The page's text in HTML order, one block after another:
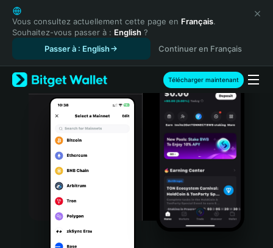
English
日本語
Tiếng Việt
Español (Latinoamérica)
Türkçe
Italiano
Português (Portugal)
Bahasa Indonesia
Vous consultez actuellement cette page en Français.
Souhaitez-vous passer à : English ?
Passer à : English
Continuer en Français
Télécharger maintenant